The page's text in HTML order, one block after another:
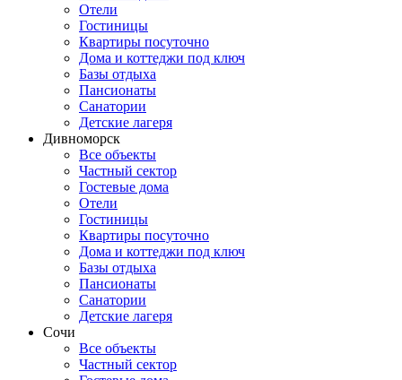
Отели
Гостиницы
Квартиры посуточно
Дома и коттеджи под ключ
Базы отдыха
Пансионаты
Санатории
Детские лагеря
Дивноморск
Все объекты
Частный сектор
Гостевые дома
Отели
Гостиницы
Квартиры посуточно
Дома и коттеджи под ключ
Базы отдыха
Пансионаты
Санатории
Детские лагеря
Сочи
Все объекты
Частный сектор